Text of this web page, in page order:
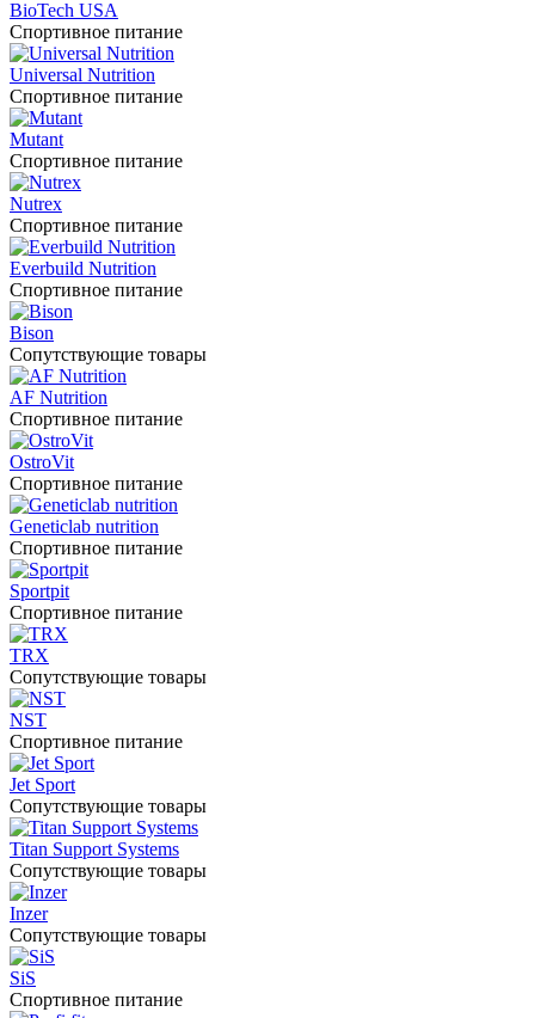
BioTech USA
Спортивное питание
Universal Nutrition
Спортивное питание
Mutant
Спортивное питание
Nutrex
Спортивное питание
Everbuild Nutrition
Спортивное питание
Bison
Сопутствующие товары
AF Nutrition
Спортивное питание
OstroVit
Спортивное питание
Geneticlab nutrition
Спортивное питание
Sportpit
Спортивное питание
TRX
Сопутствующие товары
NST
Спортивное питание
Jet Sport
Сопутствующие товары
Titan Support Systems
Сопутствующие товары
Inzer
Сопутствующие товары
SiS
Спортивное питание